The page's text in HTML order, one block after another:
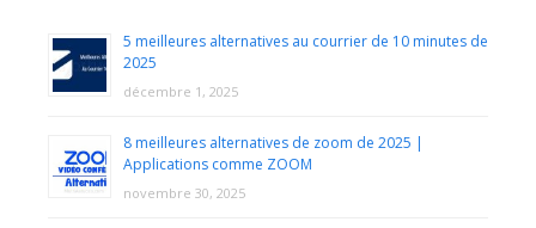
5 meilleures alternatives au courrier de 10 minutes de
2025
décembre 1, 2025
8 meilleures alternatives de zoom de 2025 |
Applications comme ZOOM
novembre 30, 2025